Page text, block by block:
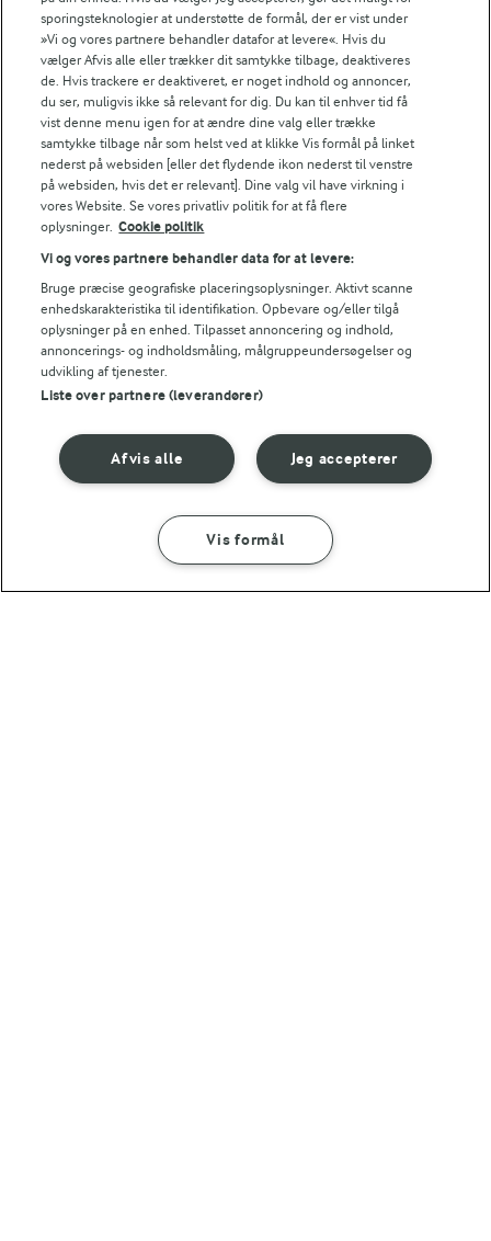
30 MIN
Champignonsuppe
(70)
30 MIN
Pasta i
champignonsauce
(90)
45 MIN
Ærtesuppe med
1 TIME 5 MIN
Lasagne med
sporingsteknologier at understøtte de formål, der er vist under
»Vi og vores partnere behandler datafor at levere«. Hvis du
vælger Afvis alle eller trækker dit samtykke tilbage, deaktiveres
de. Hvis trackere er deaktiveret, er noget indhold og annoncer,
du ser, muligvis ikke så relevant for dig. Du kan til enhver tid få
vist denne menu igen for at ændre dine valg eller trække
samtykke tilbage når som helst ved at klikke Vis formål på linket
nederst på websiden [eller det flydende ikon nederst til venstre
på websiden, hvis det er relevant]. Dine valg vil have virkning i
vores Website. Se vores privatliv politik for at få flere
oplysninger. Cookie politik
Vi og vores partnere behandler data for at levere:
Bruge præcise geografiske placeringsoplysninger. Aktivt scanne
enhedskarakteristika til identifikation. Opbevare og/eller tilgå
oplysninger på en enhed. Tilpasset annoncering og indhold,
annoncerings- og indholdsmåling, målgruppeundersøgelser og
udvikling af tjenester.
Liste over partnere (leverandører)
Jeg accepterer
Afvis alle
Vis formål